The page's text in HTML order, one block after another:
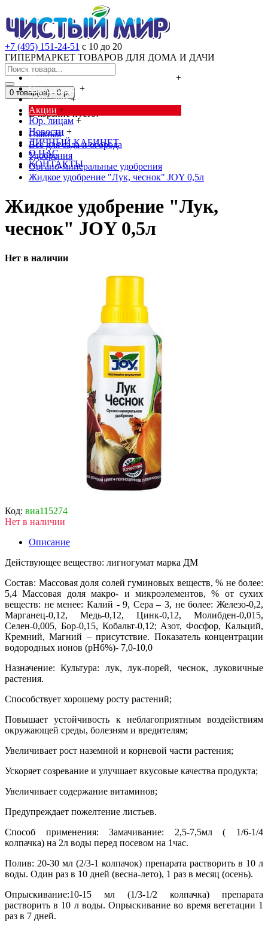
+7 (495) 151-24-51 с 10 до 20
ГИПЕРМАРКЕТ ТОВАРОВ ДЛЯ ДОМА И ДАЧИ
Cредства от насекомых и грызунов
+
Сад, огород +
Дача, дом +
Акции +
Юр. лицам +
Новости +
ЛИЧНЫЙ КАБИНЕТ
О НАС
КОНТАКТЫ
0 товар(ов) - 0 р.
В корзине пусто!
Главная
Всё для сада и огорода
Удобрения
Органо-минеральные удобрения
Жидкое удобрение "Лук, чеснок" JOY 0,5л
Жидкое удобрение "Лук,
чеснок" JOY 0,5л
Нет в наличии
Код: виа115274
Нет в наличии
Описание
Действующее вещество: лигногумат марка ДМ
Состав: Массовая доля солей гуминовых веществ, % не более:
5,4 Массовая доля макро- и микроэлементов, % от сухих
веществ: не менее: Калий - 9, Сера – 3, не более: Железо-0,2,
Марганец-0,12, Медь-0,12, Цинк-0,12, Молибден-0,015,
Селен-0,005, Бор-0,15, Кобальт-0,12; Азот, Фосфор, Кальций,
Кремний, Магний – присутствие. Показатель концентрации
водородных ионов (рН6%)- 7,0-10,0
Назначение: Культура: лук, лук-порей, чеснок, луковичные
растения.
Способствует хорошему росту растений;
Повышает устойчивость к неблагоприятным воздействиям
окружающей среды, болезням и вредителям;
Увеличивает рост наземной и корневой части растения;
Ускоряет созревание и улучшает вкусовые качества продукта;
Увеличивает содержание витаминов;
Предупреждает пожелтение листьев.
Способ применения: Замачивание: 2,5-7,5мл ( 1/6-1/4
колпачка) на 2л воды перед посевом на 1час.
Полив: 20-30 мл (2/3-1 колпачок) препарата растворить в 10 л
воды. Один раз в 10 дней (весна-лето), 1 раз в месяц (осень).
Опрыскивание:10-15 мл (1/3-1/2 колпачка) препарата
растворить в 10 л воды. Опрыскивание во время вегетации 1
раз в 7 дней.